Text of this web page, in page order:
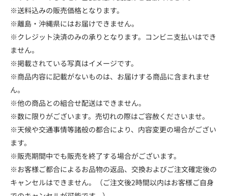
※送料込みの販売価格となります。
※離島・沖縄県にはお届けできません。
※クレジット決済のみの承りとなります。コンビニ支払いはでき
ません。
※掲載されている写真はイメージです。
※商品内容に記載がないものは、お届けする商品に含まれませ
ん。
※他の商品との組合せ配送はできません。
※数に限りがございます。売切れの際はご容赦くださいませ。
※天候や交通事情等諸般の都合により、内容変更の場合がござい
ます。
※販売期間中でも販売を終了する場合がございます。
※お客様ご都合によるお品物の返品、交換およびご注文確定後の
キャンセルはできません。（ご注文後2時間以内はお客様ご自身